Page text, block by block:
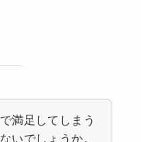
満足してしまう
いでしょうか。